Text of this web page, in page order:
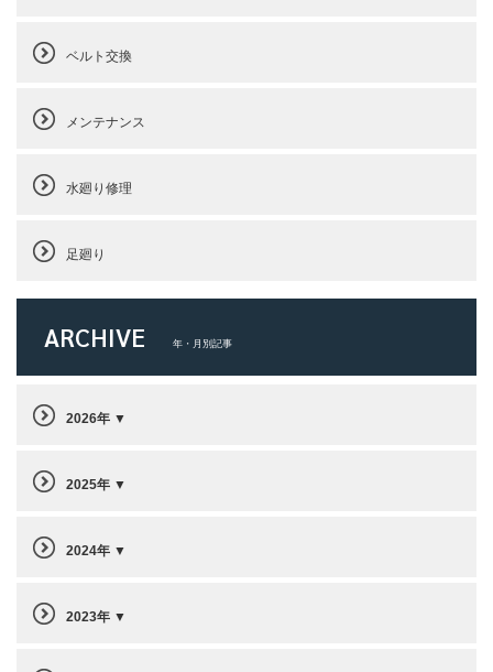
ベルト交換
メンテナンス
水廻り修理
足廻り
ARCHIVE 年・月別記事
2026年
2025年
2024年
2023年